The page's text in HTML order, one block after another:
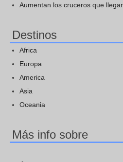
Aumentan los cruceros que
Destinos
Africa
Europa
America
Asia
Oceania
Más info sobre